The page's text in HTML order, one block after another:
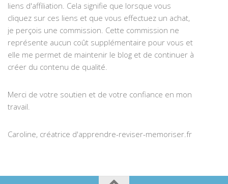
liens d'affiliation. Cela signifie que lorsque vous
cliquez sur ces liens et que vous effectuez un achat,
je perçois une commission. Cette commission ne
représente aucun coût supplémentaire pour vous et
elle me permet de maintenir le blog et de continuer à
créer du contenu de qualité.
Merci de votre soutien et de votre confiance en mon
travail.
Caroline, créatrice d'apprendre-reviser-memoriser.fr